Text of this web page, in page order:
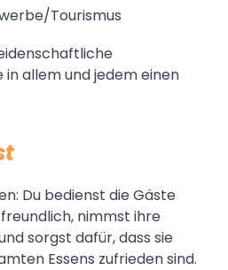
Tourismus
in allem und jedem einen
Du bedienst die Gäste
nimmst ihre
sorgst dafür, dass sie
Essens zufrieden sind.